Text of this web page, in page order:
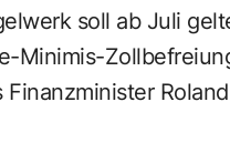
soll ab Juli
Minimis-